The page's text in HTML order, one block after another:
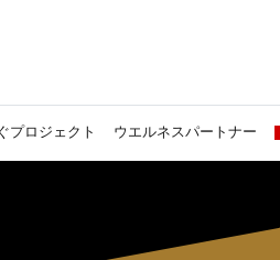
プロジェクト ウエルネスパートナー